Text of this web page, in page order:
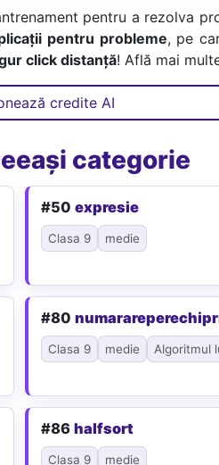
pentru a rezolva
pentru probleme, pe
click distanță! Află mai
credite AI
categorie
#50 expresie
Clasa 9 medie
#80
Clasa 9 medie Algoritmul
#86 halfsort
Clasa 9 medie